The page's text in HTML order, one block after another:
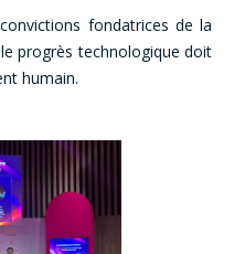
fondatrices de la
progrès technologique doit
humain.